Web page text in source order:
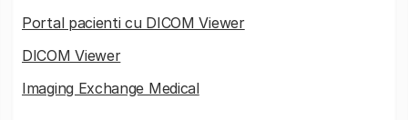
Portal pacienti cu DICOM Viewer
DICOM Viewer
Imaging Exchange Medical